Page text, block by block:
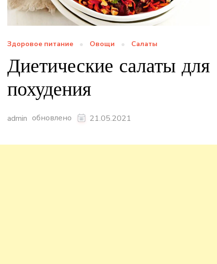
Здоровое питание Овощи Салаты
Диетические салаты для
похудения
admin обновлено 21.05.2021